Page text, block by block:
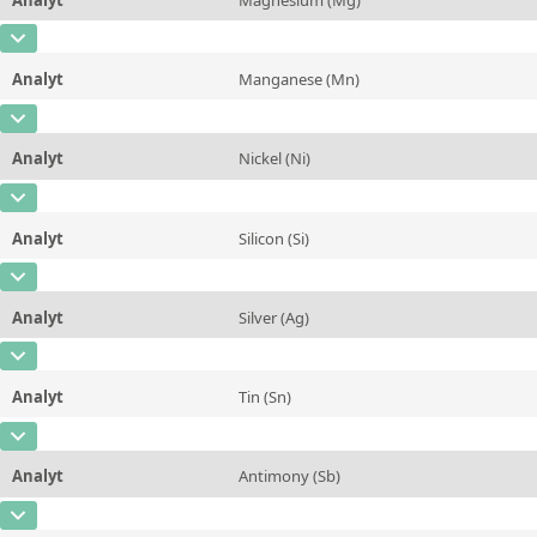
Einheit %
Zusätzliche Informationen
Methode
CAS-Nummer
Konzentration 0,0013
Einheit %
Zusätzliche Informationen
Analyt Manganese (Mn)
CAS-Nummer
Konzentration 0,958
Einheit
Analyt Nickel (Ni)
CAS-Nummer
Konzentration 6,33
Einheit %
Zusätzliche Informationen
Analyt Silicon (Si)
CAS-Nummer
Konzentration 0,0202
Einheit
Analyt Silver (Ag)
CAS-Nummer
Konzentration 0,044
Einheit %
Zusätzliche Informationen
Analyt Tin (Sn)
CAS-Nummer
Konzentration 0,31
Einheit
Analyt Antimony (Sb)
CAS-Nummer